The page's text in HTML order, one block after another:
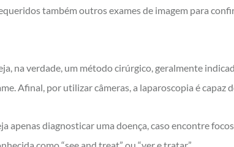
também outros exames de imagem para
na verdade, um método cirúrgico, geralmente
Afinal, por utilizar câmeras, a laparoscopia é capaz
apenas diagnosticar uma doença, caso encontre